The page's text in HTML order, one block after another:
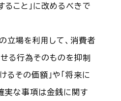
ること」に改めるべきで
立場を利用して、消費者
る行為そのものを抑制
その価額」や「将来に
実な事項は金銭に関す